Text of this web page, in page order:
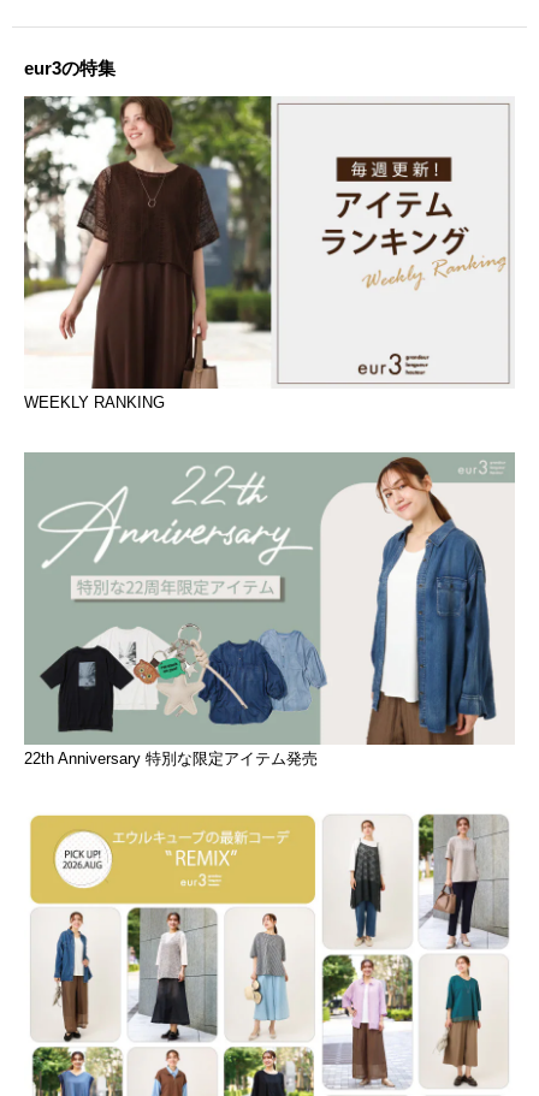
eur3の特集
WEEKLY RANKING
22th Anniversary 特別な限定アイテム発売